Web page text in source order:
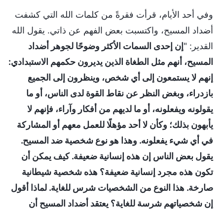
وفي أحد الأيام، قرأت فقرةً من كلمات الله التي كشفت
أضداد المسيح، واكتسبت بعض الفهم عن ذاتي. يقول الله
القدير: "إن إحدى السمات الأكثر وضوحًا لجوهر أضداد
المسيح، أنهم مثل الطغاة الذين يديرون حكمهم الاستبدادي:
إنهم لا يستمعون إلى أي شخص، وينظرون إلى الجميع
بازدراء، وبغض النظر عن نقاط القوة لدى الناس، أو ما
يقولونه ويفعلونه، أو ما لديهم من أفكار وآراء، فإنهم لا
يأبهون بذلك؛ وكأن لا أحد مؤهلًا للعمل معهم أو المشاركة
في أي شيء يفعلونه. وهذا هو نوع شخصية ضد المسيح.
يقول بعض الناس إن هذه إنسانية ضعيفة. كيف يمكن أن
تكون هذه مجرد إنسانية ضعيفة؟ هذه شخصية شيطانية
صارخة. هذا النوع من الشخصيات شرس للغاية. لماذا أقول
إن شخصياتهم شرسة للغاية؟ يعتقد أضداد المسيح أن